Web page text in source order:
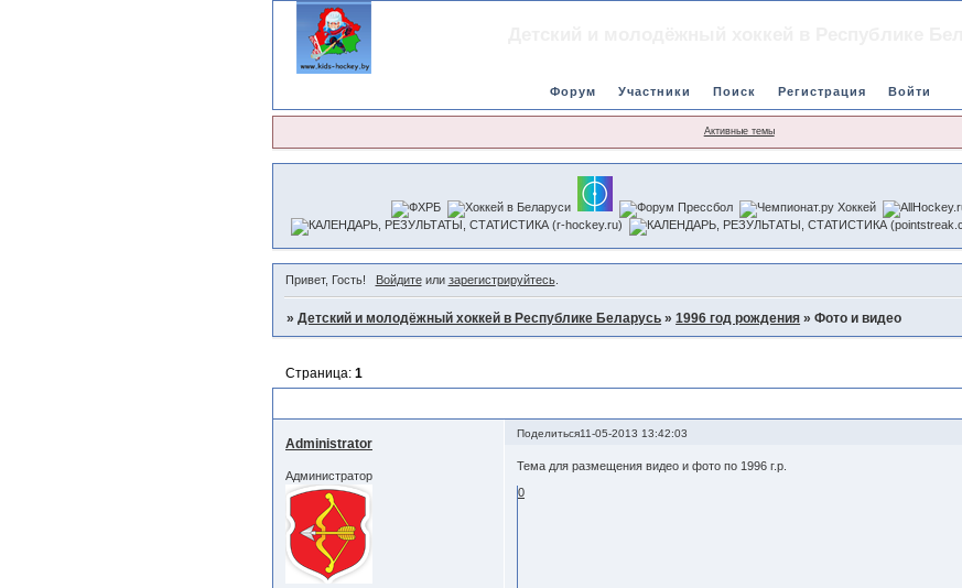
Форум Участники Поиск Регистрация Войти
Активные темы
Привет, Гость! Войдитеили зарегистрируйтесь.
»Детский и молодёжный хоккей в Республике Беларусь »1996 год рождения »Фото и видео
Страница:1
Поделиться11-05-2013 13:42:03
Administrator
Администратор
Тема для размещения видео и фото по 1996 г.р.
0